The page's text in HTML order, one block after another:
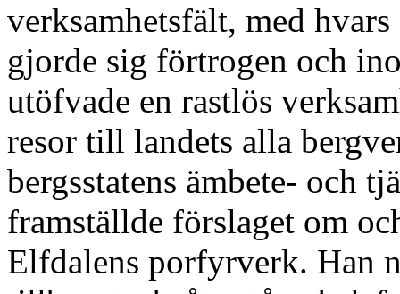
verksamhetsfält, med
gjorde sig förtrogen och
utöfvade en rastlös
resor till landets alla
bergsstatens ämbete- och
framställde förslaget om
Elfdalens porfyrverk. Han